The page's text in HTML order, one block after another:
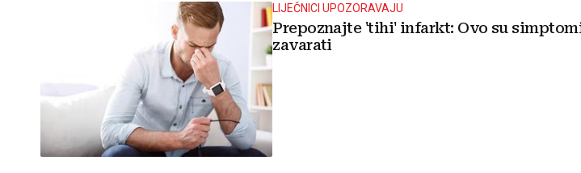
LIJEČNICI UPOZORAVAJU
Prepoznajte 'tihi' infarkt: Ovo su
zavarati